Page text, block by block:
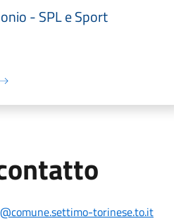
- SPL e Sport
torinese.to.it